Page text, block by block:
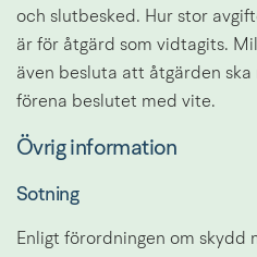
och slutbesked. Hur stor
är för åtgärd som vidtagits.
även besluta att åtgärden
förena beslutet med vite.
Övrig information
Sotning
Enligt förordningen om skydd